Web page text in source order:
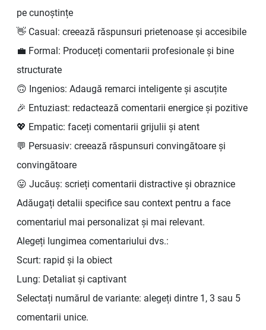
pe cunoștințe
👋 Casual: creează răspunsuri prietenoase și accesibile
💼 Formal: Produceți comentarii profesionale și bine
structurate
🙃 Ingenios: Adaugă remarci inteligente și ascuțite
🎉 Entuziast: redactează comentarii energice și pozitive
💖 Empatic: faceți comentarii grijulii și atent
💬 Persuasiv: creează răspunsuri convingătoare și
convingătoare
😛 Jucăuș: scrieți comentarii distractive și obraznice
Adăugați detalii specifice sau context pentru a face
comentariul mai personalizat și mai relevant.
Alegeți lungimea comentariului dvs.:
Scurt: rapid și la obiect
Lung: Detaliat și captivant
Selectați numărul de variante: alegeți dintre 1, 3 sau 5
comentarii unice.